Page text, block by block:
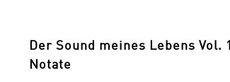
Der Sound meines Lebens Vol. 1
Notate